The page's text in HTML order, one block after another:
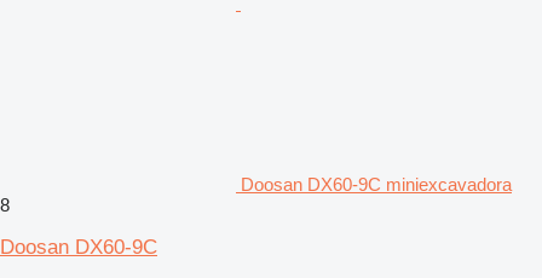
Doosan DX60-9C miniexcavadora
8
Doosan DX60-9C